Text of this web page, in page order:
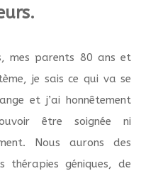
mes parents 80 ans et
je sais ce qui va se
et j’ai honnêtement
être soignée ni
Nous aurons des
thérapies géniques, de